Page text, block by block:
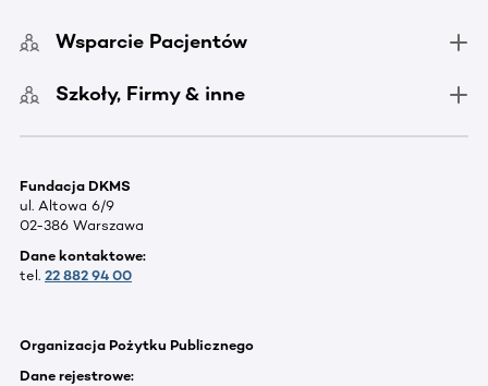
Wsparcie Pacjentów
Szkoły, Firmy & inne
Fundacja DKMS
ul. Altowa 6/9
02-386 Warszawa
Dane kontaktowe:
tel. 22 882 94 00
Organizacja Pożytku Publicznego
Dane rejestrowe: